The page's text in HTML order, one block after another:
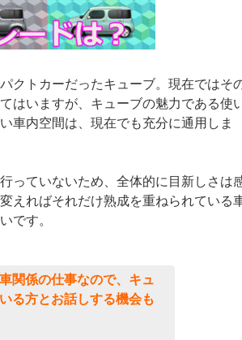
クトカーだったキューブ。現在ではそ
はいますが、キューブの魅力である使
車内空間は、現在でも充分に通用しま
っていないため、全体的に目新しさは
えればそれだけ熟成を重ねられている
です。
関係の仕事なので、キュ
る方とお話しする機会も